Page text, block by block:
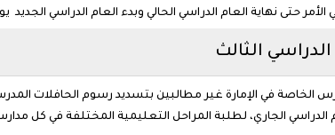
الدراسي الحالي وبدء العام الدراسي الجديد يوم الأحد 5 ابريل 2020 بدون دفع
الثالث
الخاصة في الإمارة غير مطالبين بتسديد رسوم الحافلات
الجاري، لطلبة المراحل التعليمية المختلفة في كل